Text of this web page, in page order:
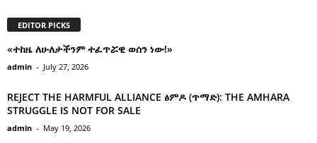
EDITOR PICKS
«ተከዜ ለሁለታችንም ተፈጥሯዊ ወሰን ነው!»
admin - July 27, 2026
REJECT THE HARMFUL ALLIANCE ፅምዶ (ጥማድ): THE AMHARA
STRUGGLE IS NOT FOR SALE
admin - May 19, 2026